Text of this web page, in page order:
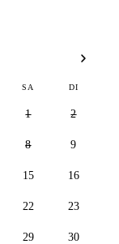
SA DI
1 2
8 9
15 16
22 23
29 30